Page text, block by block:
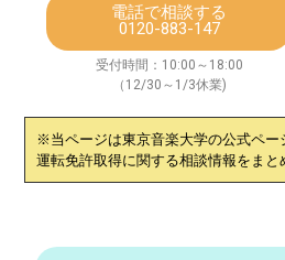
電話で相談する
0120-883-147
受付時間：10:00～18:00
（12/30～1/3休業)
※当ページは東京音楽大学の公式ペー
運転免許取得に関する相談情報をま